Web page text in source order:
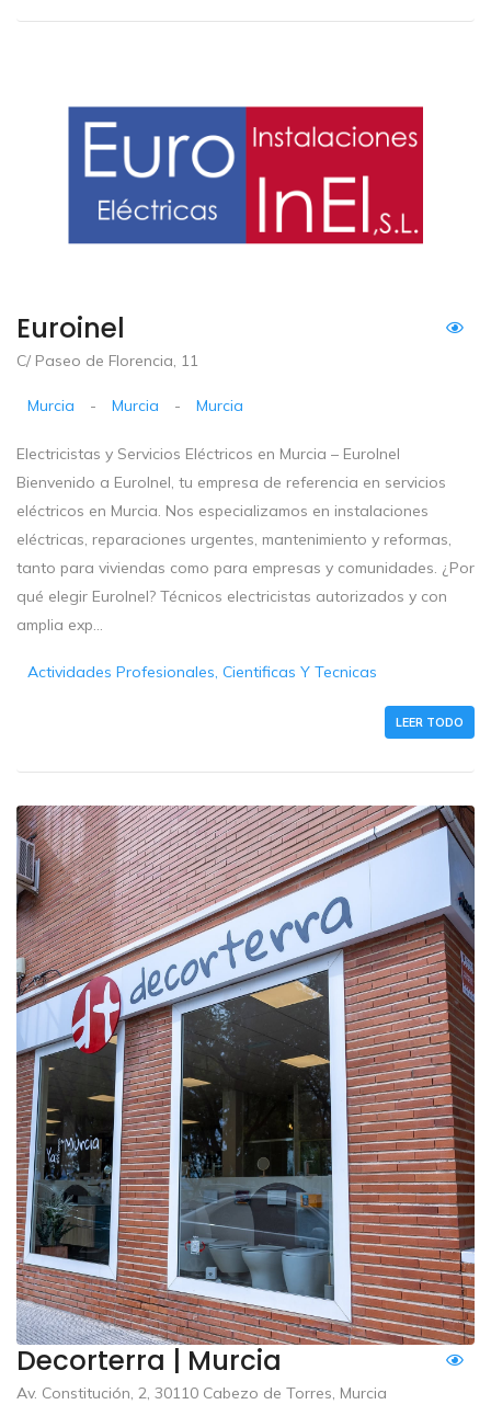
Euroinel
C/ Paseo de Florencia, 11
Murcia - Murcia - Murcia
Electricistas y Servicios Eléctricos en Murcia – EuroInel
Bienvenido a EuroInel, tu empresa de referencia en servicios
eléctricos en Murcia. Nos especializamos en instalaciones
eléctricas, reparaciones urgentes, mantenimiento y reformas,
tanto para viviendas como para empresas y comunidades. ¿Por
qué elegir EuroInel? Técnicos electricistas autorizados y con
amplia exp...
Actividades Profesionales, Cientificas Y Tecnicas
LEER TODO
Decorterra | Murcia
Av. Constitución, 2, 30110 Cabezo de Torres, Murcia